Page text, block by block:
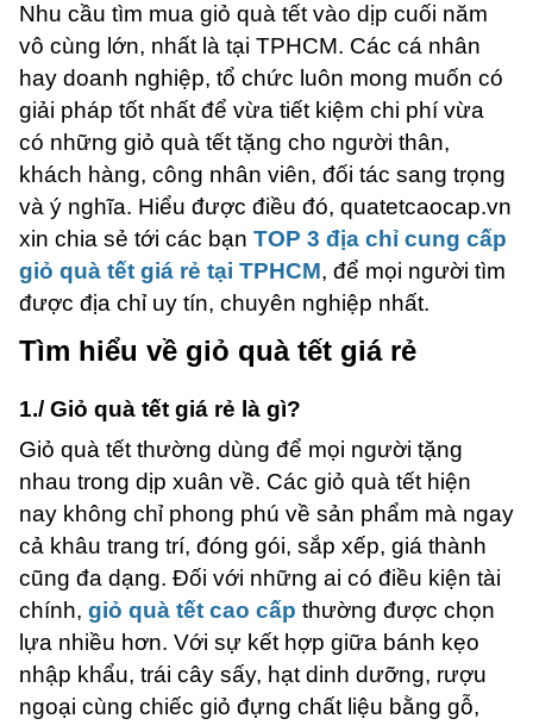
Nhu cầu tìm mua giỏ quà tết vào dịp cuối năm
vô cùng lớn, nhất là tại TPHCM. Các cá nhân
hay doanh nghiệp, tổ chức luôn mong muốn có
giải pháp tốt nhất để vừa tiết kiệm chi phí vừa
có những giỏ quà tết tặng cho người thân,
khách hàng, công nhân viên, đối tác sang trọng
và ý nghĩa. Hiểu được điều đó, quatetcaocap.vn
xin chia sẻ tới các bạn TOP 3 địa chỉ cung cấp
giỏ quà tết giá rẻ tại TPHCM, để mọi người tìm
được địa chỉ uy tín, chuyên nghiệp nhất.
Tìm hiểu về giỏ quà tết giá rẻ
1./ Giỏ quà tết giá rẻ là gì?
Giỏ quà tết thường dùng để mọi người tặng
nhau trong dịp xuân về. Các giỏ quà tết hiện
nay không chỉ phong phú về sản phẩm mà ngay
cả khâu trang trí, đóng gói, sắp xếp, giá thành
cũng đa dạng. Đối với những ai có điều kiện tài
chính, giỏ quà tết cao cấp thường được chọn
lựa nhiều hơn. Với sự kết hợp giữa bánh kẹo
nhập khẩu, trái cây sấy, hạt dinh dưỡng, rượu
ngoại cùng chiếc giỏ đựng chất liệu bằng gỗ,